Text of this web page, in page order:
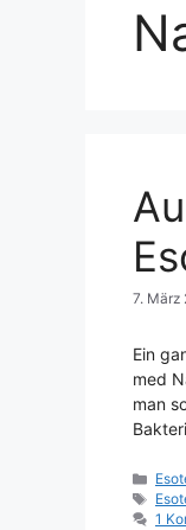
7. März
Ein
med
man
1